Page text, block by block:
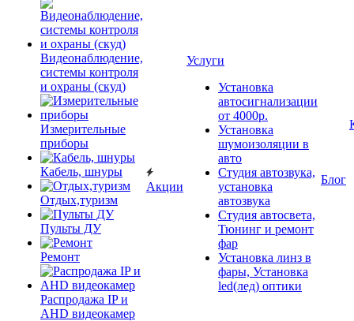
Видеонаблюдение,
системы контроля
и охраны (скуд)
Измерительные
приборы
Кабель, шнуры
Отдых,туризм
Пульты ДУ
Ремонт
Распродажа IP и
AHD видеокамер
Акции
Услуги
Установка
автосигнализации
от 4000р.
Установка
шумоизоляции в
авто
Студия автозвука,
установка
автозвука
Студия автосвета,
Тюнинг и ремонт
фар
Установка линз в
фары, Установка
led(лед) оптики
Блог